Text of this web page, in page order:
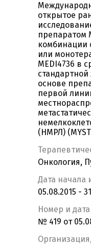
открытое
препаратом
комбинации
или
MEDI4736 в
основе
первой
(НМРЛ)
Онкология,
Дата начала
05.08.2015 -
Номер и
№ 419 от